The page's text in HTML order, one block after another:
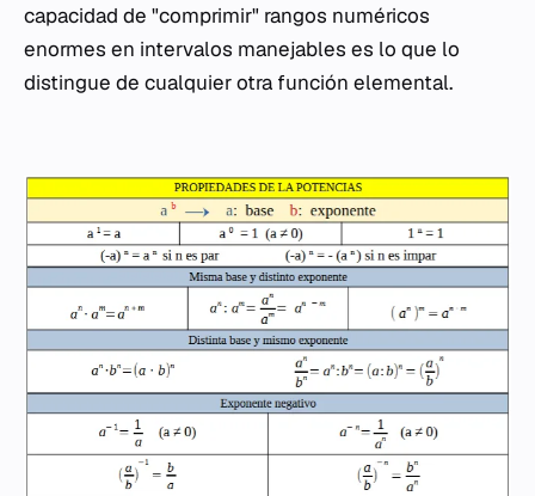
capacidad de "comprimir" rangos numéricos
enormes en intervalos manejables es lo que lo
distingue de cualquier otra función elemental.